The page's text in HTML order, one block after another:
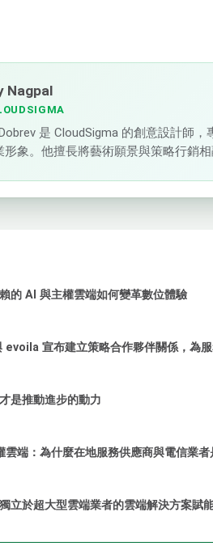
Nagpal
是 CloudSigma 的創意設計師
形象。他擅長將藝術願景與策略行銷
的 AI 與主權雲端如何變革數位體驗
宣布建立策略合作夥伴關係，為
是推動進步的動力
雲端：為什麼在地服務供應商與電信業
立於超大型雲端業者的雲端解決方案賦